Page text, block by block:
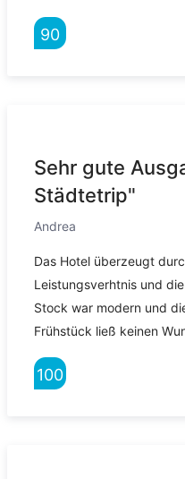
90
Sehr gute
Städtetrip"
Andrea
Das Hotel überzeugt
Leistungsverhtnis und
Stock war modern und
Frühstück ließ keinen
100